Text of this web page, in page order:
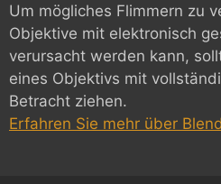
Um mögliches Flimmern zu
Objektive mit elektronisch
verursacht werden kann,
eines Objektivs mit
Betracht ziehen.
Erfahren Sie mehr über